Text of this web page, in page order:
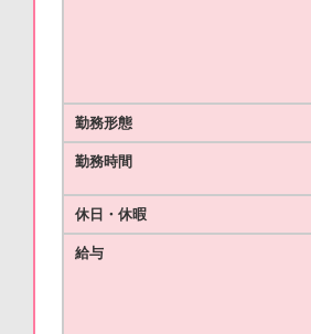
勤務形態
勤務時間
休日・休暇
給与